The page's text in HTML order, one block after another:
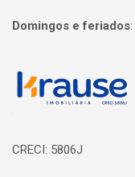
Domingos e feriados:
Página inicial
CRECI: 5806J